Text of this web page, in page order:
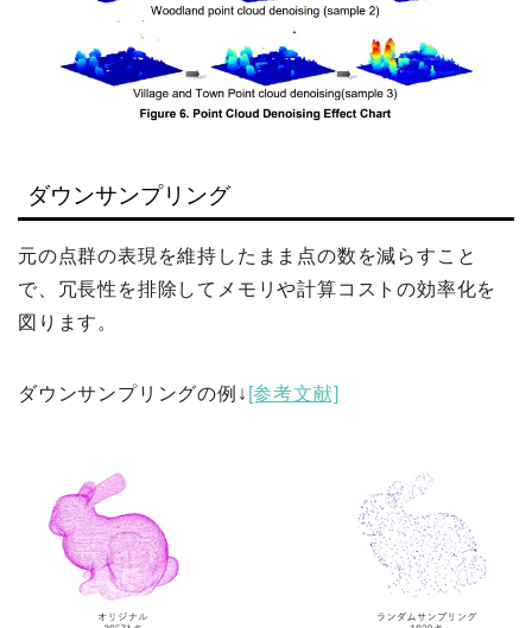
ダウンサンプリング
元の点群の表現を維持したまま点の数を減らすこと
で、冗長性を排除してメモリや計算コストの効率化を
図ります。
ダウンサンプリングの例↓ [参考文献]